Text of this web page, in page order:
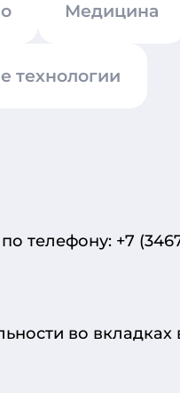
Медицина
технологии
телефону: +7
во